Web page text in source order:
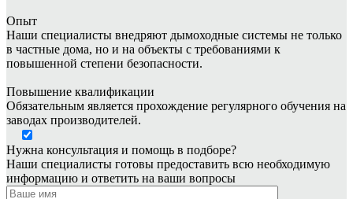
Опыт
Наши специалисты внедряют дымоходные системы не только
в частные дома, но и на объекты с требованиями к
повышенной степени безопасности.
Повышение квалификации
Обязательным является прохождение регулярного обучения на
заводах производителей.
Нужна консультация и помощь в подборе?
Наши специалисты готовы предоставить всю необходимую
информацию и ответить на ваши вопросы